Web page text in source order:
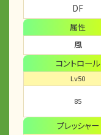
DF
属性
風
コントロール
Lv50
85
プレッシャー